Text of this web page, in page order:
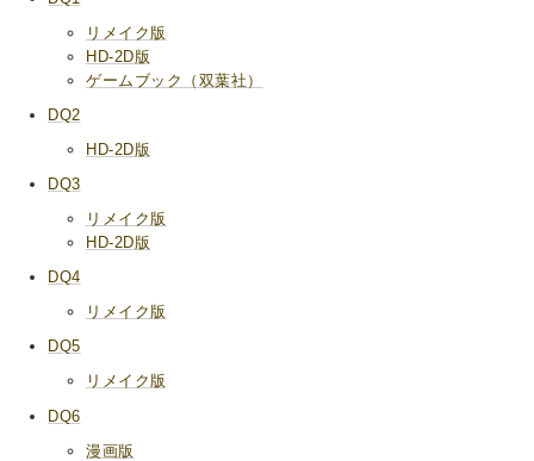
リメイク版
HD-2D版
ゲームブック（双葉社）
DQ2
HD-2D版
DQ3
リメイク版
HD-2D版
DQ4
リメイク版
DQ5
リメイク版
DQ6
漫画版